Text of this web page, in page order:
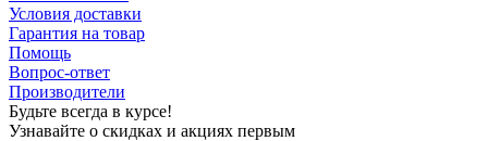
Условия доставки
Гарантия на товар
Помощь
Вопрос-ответ
Производители
Будьте всегда в курсе!
Узнавайте о скидках и акциях первым